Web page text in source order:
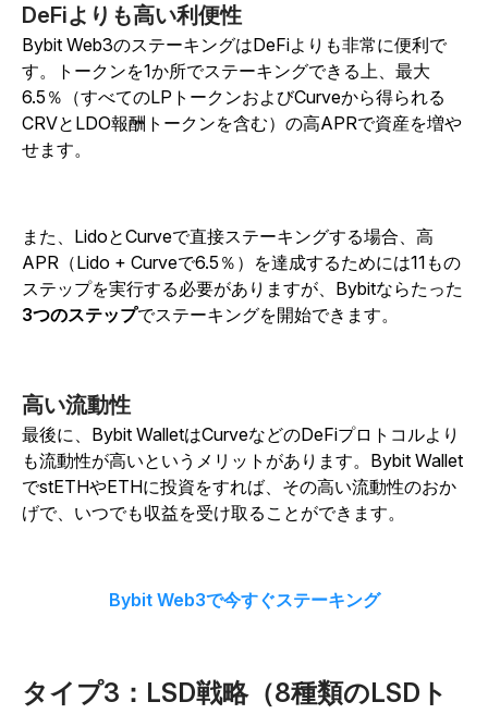
DeFiよりも高い利便性
Bybit Web3のステーキングはDeFiよりも非常に便利で
す。トークンを1か所でステーキングできる上、最大
6.5％（すべてのLPトークンおよびCurveから得られる
CRVとLDO報酬トークンを含む）の高APRで資産を増や
せます。
また、LidoとCurveで直接ステーキングする場合、高
APR（Lido + Curveで6.5％）を達成するためには11もの
ステップを実行する必要がありますが、Bybitならたった
3つのステップでステーキングを開始できます。
高い流動性
最後に、Bybit WalletはCurveなどのDeFiプロトコルより
も流動性が高いというメリットがあります。Bybit Wallet
でstETHやETHに投資をすれば、その高い流動性のおか
げで、いつでも収益を受け取ることができます。
Bybit Web3で今すぐステーキング
タイプ3：LSD戦略（8種類のLSDト